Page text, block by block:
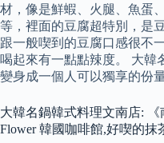
材，像是鮮蝦、火腿、魚蛋
等，裡面的豆腐超特別，是
跟一般喫到的豆腐口感很不
喝起來有一點點辣度。 大韓
變身成一個人可以獨享的份
大韓名鍋韓式料理文南店:
Flower 韓國咖啡館,好喫的抹